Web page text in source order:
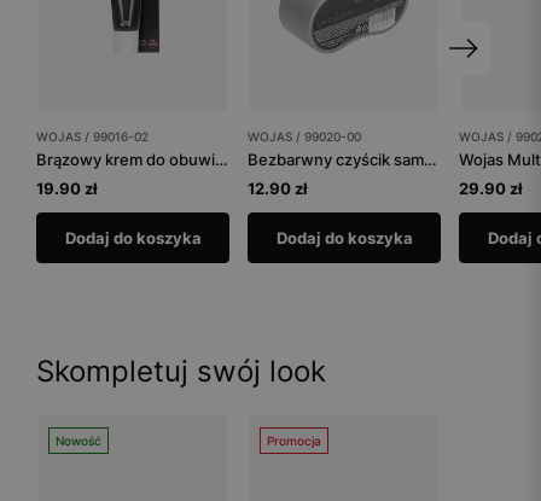
WOJAS / 99016-02
Brązowy krem do obuwia tuba 75 ml
19.90 zł
Dodaj do koszyka
WOJAS / 99020-00
Bezbarwny czyścik samo-nabłyszczający
12.90 zł
Dodaj do koszyka
WOJAS /
Wojas
29.90 zł
Dodaj
Skompletuj swój look
Nowość Promocja